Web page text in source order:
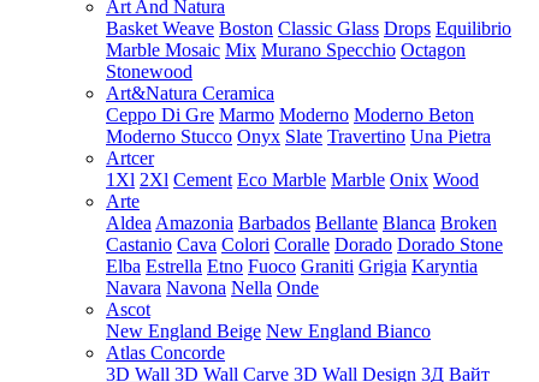
Art And Natura
Basket Weave Boston Classic Glass Drops Equilibrio
Marble Mosaic Mix Murano Specchio Octagon
Stonewood
Art&Natura Ceramica
Ceppo Di Gre Marmo Moderno Moderno Beton
Moderno Stucco Onyx Slate Travertino Una Pietra
Artcer
1Xl 2Xl Cement Eco Marble Marble Onix Wood
Arte
Aldea Amazonia Barbados Bellante Blanca Broken
Castanio Cava Colori Coralle Dorado Dorado Stone
Elba Estrella Etno Fuoco Graniti Grigia Karyntia
Navara Navona Nella Onde
Ascot
New England Beige New England Bianco
Atlas Concorde
3D Wall 3D Wall Carve 3D Wall Design 3Д Вайт